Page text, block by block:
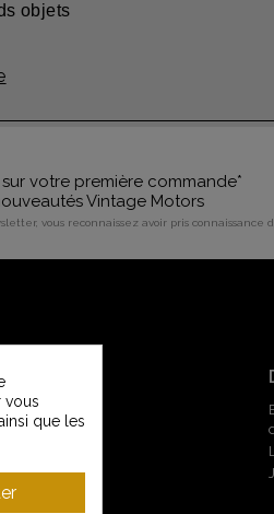
objets
sur votre première commande*
Vintage Motors
vous reconnaissez avoir pris
Motors
vous
que les